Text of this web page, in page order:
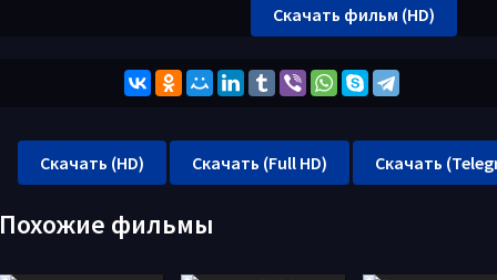
Скачать фильм (HD)
Скачать (HD) Скачать (Full HD) Скачать
Похожие фильмы